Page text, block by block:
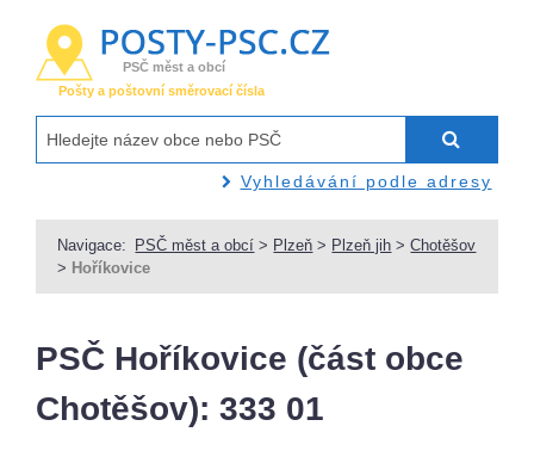
PSČ měst a obcí
Pošty a poštovní směrovací čísla
Vyhledávání podle adresy
Navigace: PSČ měst a obcí > Plzeň > Plzeň jih >Chotěšov
> Hoříkovice
PSČ Hoříkovice (část obce
Chotěšov): 333 01